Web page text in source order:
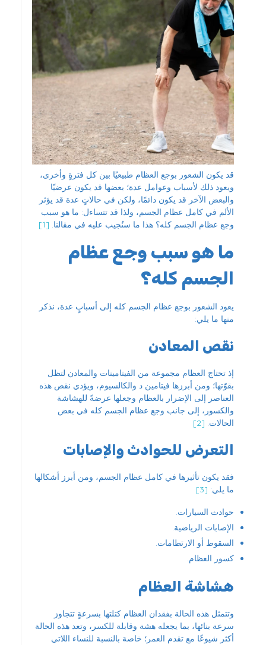
قد يكون الشعور بوجع العظام طبيعيًا بين كل فترةٍ وأخرى،
ويعود ذلك لأسباب وعوامل عدة؛ بعضها قد يكون عرضيًا
والبعض الآخر قد يكون دائمًا، ولكن في حالاتٍ عدة قد يؤثر
الألم في كامل عظام الجسم، ولذا قد تتساءل: ما هو سبب
وجع عظام الجسم كله؟ هذا ما سنُجيب عليه في مقالنا. [1]
ما هو سبب وجع عظام
الجسم كله؟
يعود الشعور بوجع عظام الجسم كله إلى أسبابٍ عدة، نذكر
منها ما يلي:
نقص المعادن
إذ تحتاج العظام مجموعة من الفيتامينات والمعادن لتظل
بقوّتها؛ ومن أبرزها فيتامين د والكالسيوم، ويؤدي نقص هذه
العناصر إلى الإضرار بالعظام وجعلها عرضةً للهشاشة
والكسور، إلى جانب وجع عظام الجسم كله في بعض
الحالات. [2]
التعرض للحوادث والإصابات
فقد يكون تأثيرها في كامل عظام الجسم، ومن أبرز أشكالها
ما يلي: [3]
حوادث السيارات.
الإصابات الرياضية.
السقوط أو الارتطامات.
كسور العظام.
هشاشة العظام
وتتمثل هذه الحالة بفقدان العظام كتلتها بسرعةٍ تتجاوز
سرعة بنائها، بما يجعله هشة وقابلة للكسر، وتعد هذه الحالة
أكثر شيوعًا مع تقدم العمر؛ خاصة بالنسبة للنساء اللاتي